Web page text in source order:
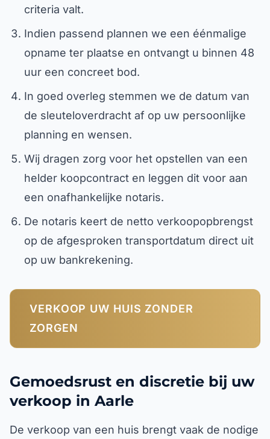
criteria valt.
Indien passend plannen we een éénmalige
opname ter plaatse en ontvangt u binnen 48
uur een concreet bod.
In goed overleg stemmen we de datum van
de sleuteloverdracht af op uw persoonlijke
planning en wensen.
Wij dragen zorg voor het opstellen van een
helder koopcontract en leggen dit voor aan
een onafhankelijke notaris.
De notaris keert de netto verkoopopbrengst
op de afgesproken transportdatum direct uit
op uw bankrekening.
VERKOOP UW HUIS ZONDER
ZORGEN
Gemoedsrust en discretie bij uw
verkoop in Aarle
De verkoop van een huis brengt vaak de nodige